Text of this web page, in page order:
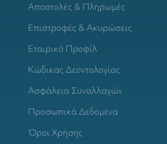
Αποστολές & Πληρωμές
Επιστροφές & Ακυρώσεις
Εταιρικό Προφίλ
Κώδικας Δεοντολογίας
Ασφάλεια Συναλλαγών
Προσωπικά Δεδομένα
Όροι Χρήσης